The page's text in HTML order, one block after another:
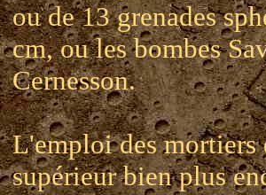
ou de 13 grenades
cm, ou les bombes
Cernesson.
L'emploi des mortiers
supérieur bien plus